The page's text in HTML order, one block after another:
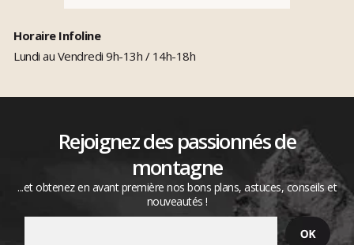
Horaire Infoline
Lundi au Vendredi 9h-13h / 14h-18h
Rejoignez des passionnés de
montagne
...et obtenez en avant première nos bons plans, astuces, conseils et
nouveautés !